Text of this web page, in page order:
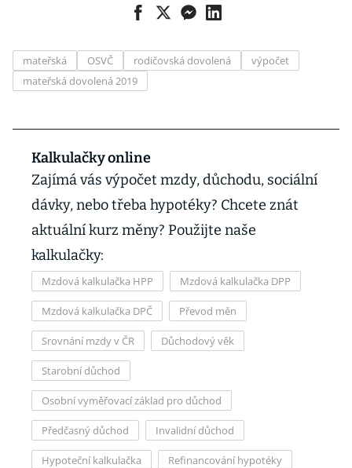
ovlivní?
mateřská OSVČ rodičovská dovolená
výpočet
mateřská dovolená 2019
Kalkulačky online
Zajímá vás výpočet mzdy, důchodu, sociální
dávky, nebo třeba hypotéky? Chcete znát
aktuální kurz měny? Použijte naše
kalkulačky:
Mzdová kalkulačka HPP Mzdová kalkulačka DPP
Mzdová kalkulačka DPČ Převod měn
Srovnání mzdy v ČR Důchodový věk
Starobní důchod
Osobní vyměřovací základ pro důchod
Předčasný důchod Invalidní důchod
Hypoteční kalkulačka Refinancování hypotéky